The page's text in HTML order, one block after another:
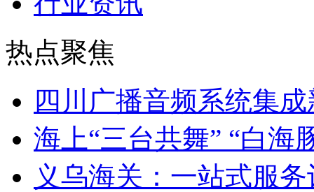
热点聚焦
四川广播音频系统集
海上“三台共舞” “白海
义乌海关：一站式服